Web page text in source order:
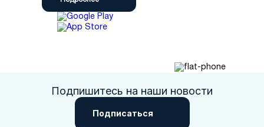
Подпишитесь на наши новости
Подписаться